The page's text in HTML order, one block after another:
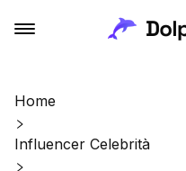
Home
Influencer Celebrità